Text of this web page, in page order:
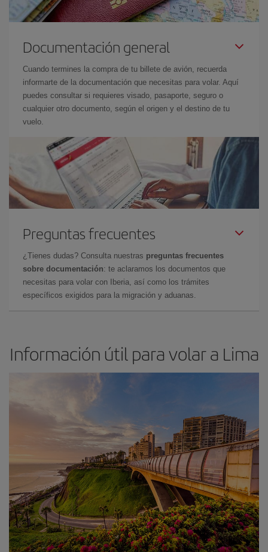
Documentación general
Cuando termines la compra de tu billete de avión, recuerda
informarte de la documentación que necesitas para volar. Aquí
puedes consultar si requieres visado, pasaporte, seguro o
cualquier otro documento, según el origen y el destino de tu
vuelo.
Preguntas frecuentes
¿Tienes dudas? Consulta nuestras preguntas frecuentes
sobre documentación: te aclaramos los documentos que
necesitas para volar con Iberia, así como los trámites
específicos exigidos para la migración y aduanas.
Información útil para volar a Lima